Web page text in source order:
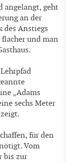
angelangt, geht
an der
des Anstiegs
und man
„Adams
sechs Meter
für den
Vom
bis zur